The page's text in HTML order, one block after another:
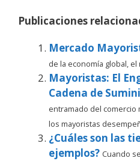
Publicaciones
Mercado
de la economía global, el
Mayoristas: El
Cadena de
entramado del comercio
los mayoristas
¿Cuáles son las
ejemplos? Cuando